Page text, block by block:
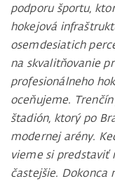
podporu športu,
hokejová
osemdesiatich
na skvalitňovanie
profesionálneho
oceňujeme.
štadión, ktorý po
modernej arény.
vieme si predstaviť
častejšie. Dokonca